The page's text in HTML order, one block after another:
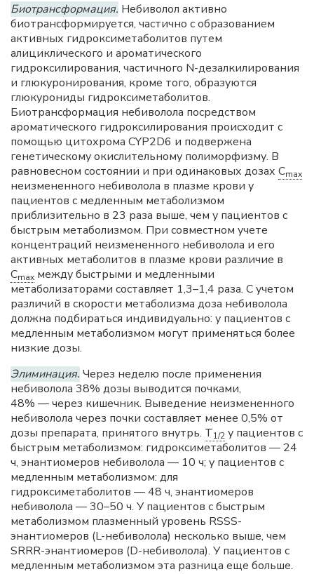
Биотрансформация. Небиволол активно
биотрансформируется, частично с образованием
активных гидроксиметаболитов путем
алициклического и ароматического
гидроксилирования, частичного N-дезалкилирования
и глюкуронирования, кроме того, образуются
глюкурониды гидроксиметаболитов.
Биотрансформация небиволола посредством
ароматического гидроксилирования происходит с
помощью цитохрома CYP2D6 и подвержена
генетическому окислительному полиморфизму. В
равновесном состоянии и при одинаковых дозах Cmax
неизмененного небиволола в плазме крови у
пациентов с медленным метаболизмом
приблизительно в 23 раза выше, чем у пациентов с
быстрым метаболизмом. При совместном учете
концентраций неизмененного небиволола и его
активных метаболитов в плазме крови различие в
Cmax между быстрыми и медленными
метаболизаторами составляет 1,3–1,4 раза. С учетом
различий в скорости метаболизма доза небиволола
должна подбираться индивидуально: у пациентов с
медленным метаболизмом могут применяться более
низкие дозы.
Элиминация. Через неделю после применения
небиволола 38% дозы выводится почками,
48% — через кишечник. Выведение неизмененного
небиволола через почки составляет менее 0,5% от
дозы препарата, принятого внутрь. T1/2 у пациентов с
быстрым метаболизмом: гидроксиметаболитов — 24
ч, энантиомеров небиволола — 10 ч; у пациентов с
медленным метаболизмом: для
гидроксиметаболитов — 48 ч, энантиомеров
небиволола — 30–50 ч. У пациентов с быстрым
метаболизмом плазменный уровень RSSS-
энантиомеров (L-небиволола) несколько выше, чем
SRRR-энантиомеров (D-небиволола). У пациентов с
медленным метаболизмом эта разница еще больше.